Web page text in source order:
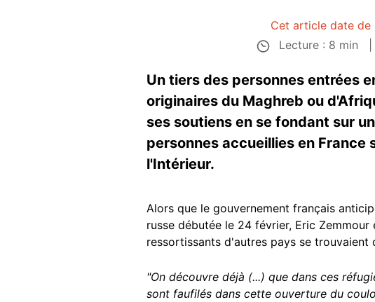
Cet article date de
Lecture : 8 min
Un tiers des personnes entrées
originaires du Maghreb ou
ses soutiens en se fondant sur
personnes accueillies en France
l'Intérieur.
Alors que le gouvernement français
russe débutée le 24 février, Eric
ressortissants d'autres pays se trouvaient
"On découvre déjà (...) que dans ces
sont faufilés dans cette ouverture du